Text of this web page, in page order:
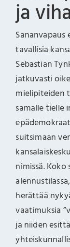
ja
Sananvapaus
tavallisia
Sebastian
jatkuvasti
mielipiteiden
samalle tielle
suitsimaan
nimissä.
herättää
vaatimuksia
ja niiden